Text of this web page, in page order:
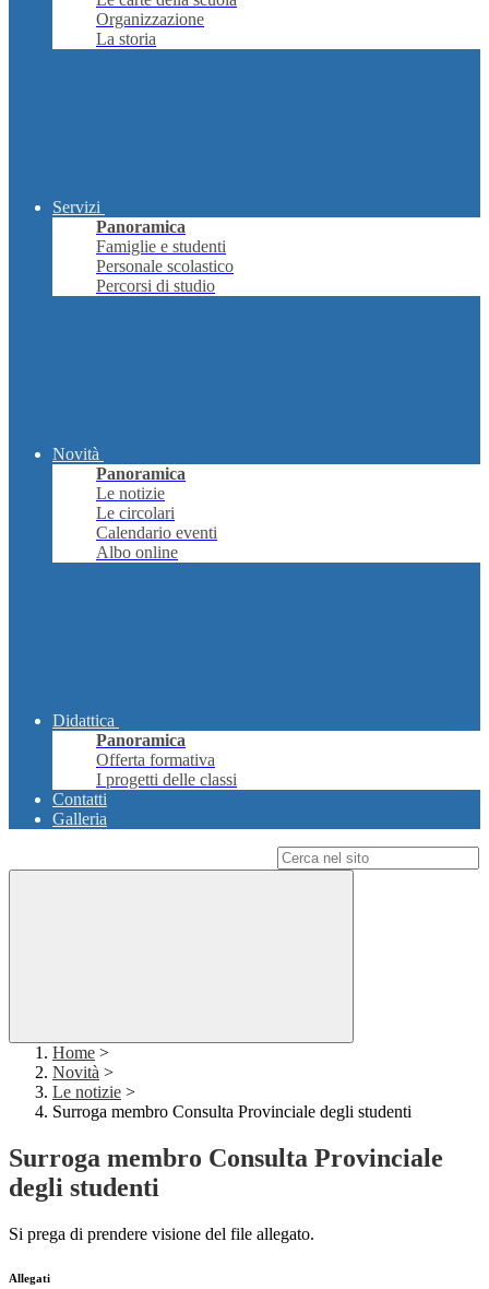
Organizzazione
La storia
Servizi
Panoramica
Famiglie e studenti
Personale scolastico
Percorsi di studio
Novità
Panoramica
Le notizie
Le circolari
Calendario eventi
Albo online
Didattica
Panoramica
Offerta formativa
I progetti delle classi
Contatti
Galleria
Home >
Novità >
Le notizie >
Surroga membro Consulta Provinciale degli studenti
Surroga membro Consulta Provinciale
degli studenti
Si prega di prendere visione del file allegato.
Allegati